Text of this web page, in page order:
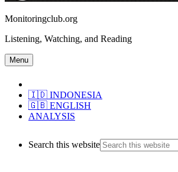
Monitoringclub.org
Listening, Watching, and Reading
Menu
🇮🇩 INDONESIA
🇬🇧 ENGLISH
ANALYSIS
Search this website